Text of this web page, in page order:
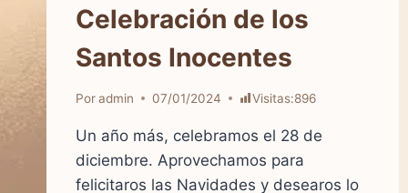
Celebración de los
Santos Inocentes
Poradmin 07/01/2024 Visitas:896
Un año más, celebramos el 28 de
diciembre. Aprovechamos para
felicitaros las Navidades y desearos lo